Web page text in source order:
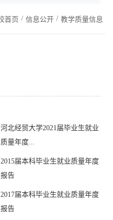
首页 / 信息公开 / 教学质量信息
河北经贸大学2021届毕业生就业
质量年度...
2015届本科毕业生就业质量年度
报告
2017届本科毕业生就业质量年度
报告